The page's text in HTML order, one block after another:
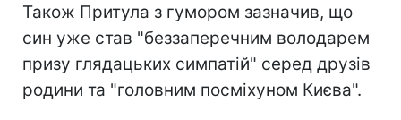
Також Притула з гумором зазначив, що
син уже став "беззаперечним володарем
призу глядацьких симпатій" серед друзів
родини та "головним посміхуном Києва".